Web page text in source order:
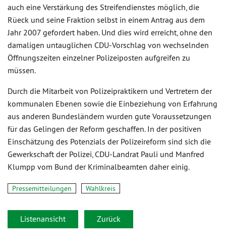
auch eine Verstärkung des Streifendienstes möglich, die
Rüeck und seine Fraktion selbst in einem Antrag aus dem
Jahr 2007 gefordert haben. Und dies wird erreicht, ohne den
damaligen untauglichen CDU-Vorschlag von wechselnden
Öffnungszeiten einzelner Polizeiposten aufgreifen zu
müssen.
Durch die Mitarbeit von Polizeipraktikern und Vertretern der
kommunalen Ebenen sowie die Einbeziehung von Erfahrung
aus anderen Bundesländern wurden gute Voraussetzungen
für das Gelingen der Reform geschaffen. In der positiven
Einschätzung des Potenzials der Polizeireform sind sich die
Gewerkschaft der Polizei, CDU-Landrat Pauli und Manfred
Klumpp vom Bund der Kriminalbeamten daher einig.
Pressemitteilungen Wahlkreis
Listenansicht Zurück